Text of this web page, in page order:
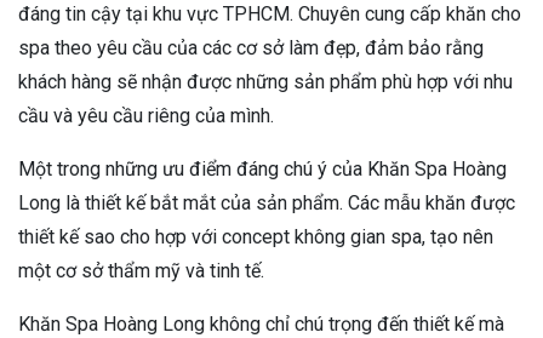
đáng tin cậy tại khu vực TPHCM. Chuyên cung cấp khăn cho
spa theo yêu cầu của các cơ sở làm đẹp, đảm bảo rằng
khách hàng sẽ nhận được những sản phẩm phù hợp với nhu
cầu và yêu cầu riêng của mình.
Một trong những ưu điểm đáng chú ý của Khăn Spa Hoàng
Long là thiết kế bắt mắt của sản phẩm. Các mẫu khăn được
thiết kế sao cho hợp với concept không gian spa, tạo nên
một cơ sở thẩm mỹ và tinh tế.
Khăn Spa Hoàng Long không chỉ chú trọng đến thiết kế mà